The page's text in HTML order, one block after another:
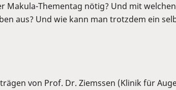
Thementag nötig? Und mit
aus? Und wie kann man trotzdem ein
von Prof. Dr. Ziemssen (Klinik für